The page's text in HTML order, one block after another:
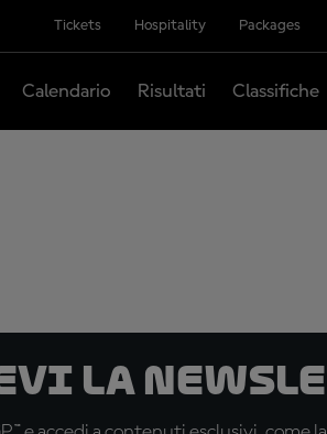
Tickets Hospitality Packages
Calendario Risultati Classifiche
la